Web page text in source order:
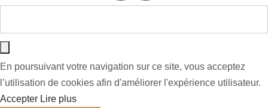
En poursuivant votre navigation sur ce site, vous acceptez
l’utilisation de cookies afin d'améliorer l'expérience utilisateur.
Accepter Lire plus